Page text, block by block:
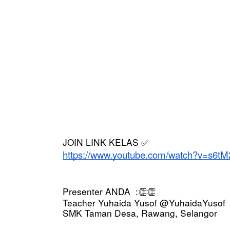
JOIN LINK KELAS ✅
https://www.youtube.com/
Presenter ANDA  :👏👏
Teacher Yuhaida Yusof @YuhaidaYusof
SMK Taman Desa, Rawang, Selangor